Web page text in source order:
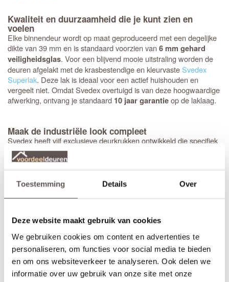
Toestemming Details Over
Deze website maakt gebruik van cookies
We gebruiken cookies om content en advertenties te
personaliseren, om functies voor social media te bieden
en om ons websiteverkeer te analyseren. Ook delen we
informatie over uw gebruik van onze site met onze
Kwaliteit en duurzaamheid die je kunt zien en
voelen
Elke binnendeur wordt op maat geproduceerd met een degelijke
dikte van 39 mm en is standaard voorzien van6 mm gehard
veiligheidsglas. Voor een blijvend mooie uitstraling worden de
deuren afgelakt met de krasbestendige en kleurvasteSvedex
Superlak. Deze lak is ideaal voor een actief huishouden en
vergeelt niet. Omdat Svedex overtuigd is van deze hoogwaardige
afwerking, ontvang je standaard 10 jaar garantieop de laklaag.
Maak de industriële look compleet
Svedex heeft vijf exclusieve deurkrukken ontwikkeld die specifiek
zijn ontworpen voor de Nova Design-glasdeuren. Tijdens het
bestellen selecteer je eenvoudig de gewenste kruk in zwart,
brons of RVS, waarna Svedex de deur direct voorziet van de
juiste krukgatboring.
Heb je eenstompe deurnodig? Dan is het handig om een
ontwikkelde scharnieren vallen wel in de krozingen in het kozijn,
maar worden op de deur gemonteerd (zonder nieuwe
inkepingen). De montage is eenvoudig, past in elke situatie en
voorkomt beschadigingen aan de nieuw afgelakte deur.
Bestel je eenopdekdeur? Dan boort Svedex ook direct de